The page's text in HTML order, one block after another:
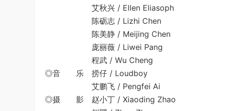
艾秋兴 / Ellen Eliasoph
陈砺志 / Lizhi Chen
陈美静 / Meijing Chen
庞丽薇 / Liwei Pang
程武 / Wu Cheng
◎音 乐 捞仔 / Loudboy
艾鹏飞 / Pengfei Ai
◎摄 影 赵小丁 / Xiaoding Zhao